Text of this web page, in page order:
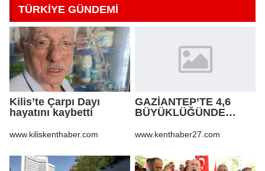
TÜRKİYE GÜNDEMİ
Kilis’te Çarpı Dayı
hayatını kaybetti
www.kiliskenthaber.com
GAZİANTEP’TE 4,6
BÜYÜKLÜĞÜNDE
www.kenthaber27.com